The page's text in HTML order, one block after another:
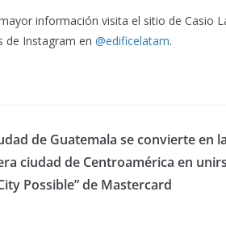
información visita el sitio de Casio
de Instagram en @edificelatam.
de Guatemala se convierte en la
ciudad de Centroamérica en
Possible” de Mastercard